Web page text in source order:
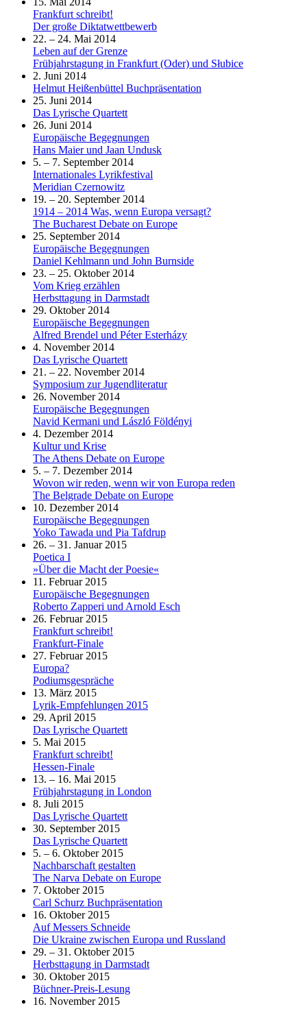
Frankfurt schreibt!
Der große Diktatwettbewerb
22. – 24. Mai 2014
Leben auf der Grenze
Frühjahrstagung in Frankfurt (Oder) und Słubice
2. Juni 2014
Helmut Heißenbüttel Buchpräsentation
25. Juni 2014
Das Lyrische Quartett
26. Juni 2014
Europäische Begegnungen
Hans Maier und Jaan Undusk
5. – 7. September 2014
Internationales Lyrikfestival
Meridian Czernowitz
19. – 20. September 2014
1914 – 2014 Was, wenn Europa versagt?
The Bucharest Debate on Europe
25. September 2014
Europäische Begegnungen
Daniel Kehlmann und John Burnside
23. – 25. Oktober 2014
Vom Krieg erzählen
Herbsttagung in Darmstadt
29. Oktober 2014
Europäische Begegnungen
Alfred Brendel und Péter Esterházy
4. November 2014
Das Lyrische Quartett
21. – 22. November 2014
Symposium zur Jugendliteratur
26. November 2014
Europäische Begegnungen
Navid Kermani und László Földényi
4. Dezember 2014
Kultur und Krise
The Athens Debate on Europe
5. – 7. Dezember 2014
Wovon wir reden, wenn wir von Europa reden
The Belgrade Debate on Europe
10. Dezember 2014
Europäische Begegnungen
Yoko Tawada und Pia Tafdrup
26. – 31. Januar 2015
Poetica I
»Über die Macht der Poesie«
11. Februar 2015
Europäische Begegnungen
Roberto Zapperi und Arnold Esch
26. Februar 2015
Frankfurt schreibt!
Frankfurt-Finale
27. Februar 2015
Europa?
Podiumsgespräche
13. März 2015
Lyrik-Empfehlungen 2015
29. April 2015
Das Lyrische Quartett
5. Mai 2015
Frankfurt schreibt!
Hessen-Finale
13. – 16. Mai 2015
Frühjahrstagung in London
8. Juli 2015
Das Lyrische Quartett
30. September 2015
Das Lyrische Quartett
5. – 6. Oktober 2015
Nachbarschaft gestalten
The Narva Debate on Europe
7. Oktober 2015
Carl Schurz Buchpräsentation
16. Oktober 2015
Auf Messers Schneide
Die Ukraine zwischen Europa und Russland
29. – 31. Oktober 2015
Herbsttagung in Darmstadt
30. Oktober 2015
Büchner-Preis-Lesung
16. November 2015